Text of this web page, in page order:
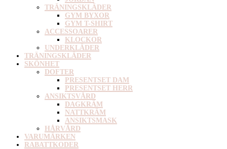
TRÄNINGSKLÄDER
GYM BYXOR
GYM T-SHIRT
ACCESSOARER
KLOCKOR
UNDERKLÄDER
TRÄNINGSKLÄDER
SKÖNHET
DOFTER
PRESENTSET DAM
PRESENTSET HERR
ANSIKTSVÅRD
DAGKRÄM
NATTKRÄM
ANSIKTSMASK
HÅRVÅRD
VARUMÄRKEN
RABATTKODER